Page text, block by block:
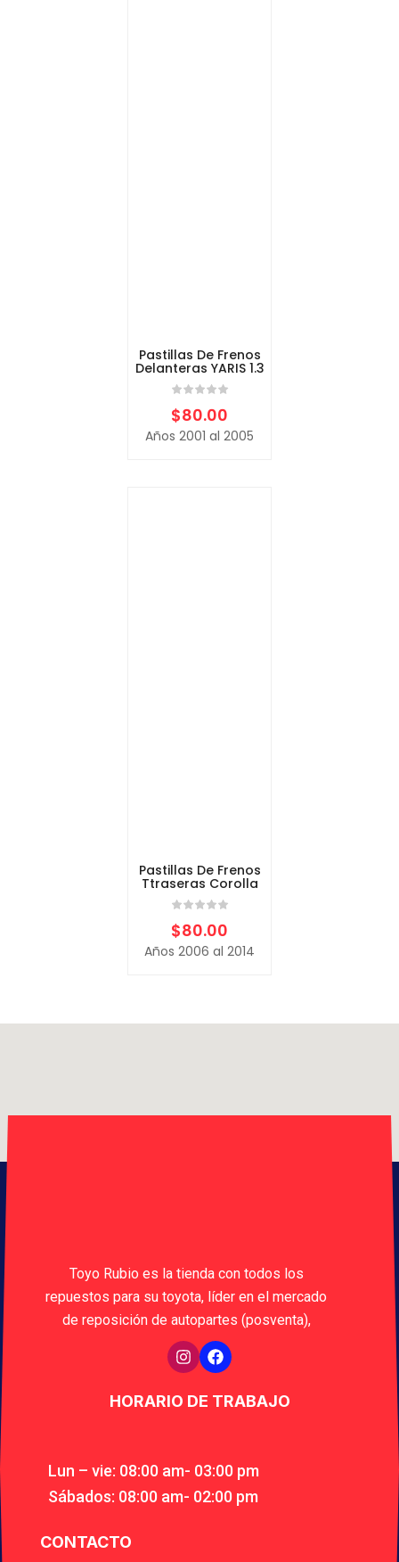
Pastillas De Frenos
Delanteras YARIS 1.3
$80.00
Años 2001 al 2005
Pastillas De Frenos
Ttraseras Corolla
$80.00
Años 2006 al 2014
Toyo Rubio es la tienda con todos los
repuestos para su toyota, líder en el mercado
de reposición de autopartes (posventa),
HORARIO DE TRABAJO
Lun – vie: 08:00 am- 03:00 pm
Sábados: 08:00 am- 02:00 pm
CONTACTO